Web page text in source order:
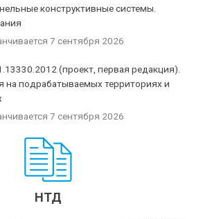
конструктивные системы.
7 сентября 2026
(проект, первая редакция).
на подрабатываемых территориях и
7 сентября 2026
НТД